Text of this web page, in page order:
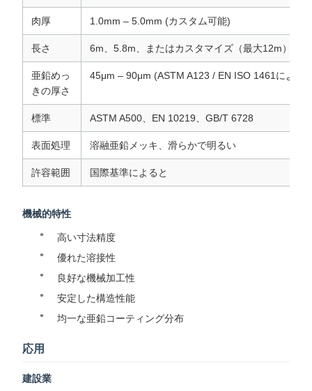
肉厚 1.0mm – 5.0mm (カスタム可能)
長さ 6m、5.8m、またはカスタマイズ（最大12m）
亜鉛めっ
きの厚さ
45μm – 90μm (ASTM A123 / EN ISO 1461による)
標準 ASTM A500、EN 10219、GB/T 6728
表面処理 溶融亜鉛メッキ、滑らかで明るい
許容範囲 国際基準によると
機械的特性
高い寸法精度
優れた溶接性
良好な機械加工性
安定した構造性能
均一な亜鉛コーティング分布
応用
建設業